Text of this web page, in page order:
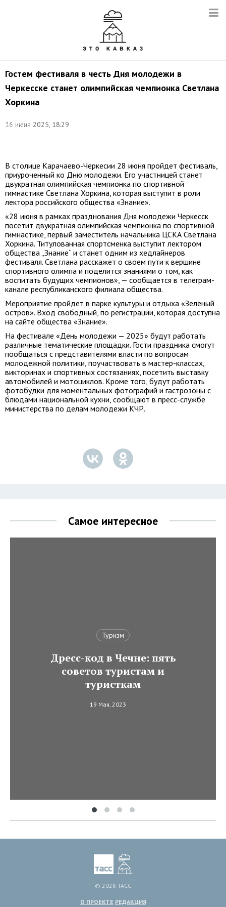
Гостем фестиваля в честь Дня молодежи в
Черкесске станет олимпийская чемпионка Светлана
Хоркина
16 июня 2025, 18:29
Александр
В столице Карачаево-Черкесии 28 июня пройдет фестиваль,
приуроченный ко Дню молодежи. Его участницей станет
двукратная олимпийская чемпионка по спортивной
гимнастике Светлана Хоркина, которая выступит в роли
лектора российского общества «Знание».
«28 июня в рамках празднования Дня молодежи Черкесск
посетит двукратная олимпийская чемпионка по спортивной
гимнастике, первый заместитель начальника ЦСКА Светлана
Хоркина. Титулованная спортсменка выступит лектором
общества „Знание“ и станет одним из хедлайнеров
фестиваля. Светлана расскажет о своем пути к вершине
спортивного олимпа и поделится знаниями о том, как
воспитать будущих чемпионов», — сообщается в телеграм-
канале республиканского филиала общества.
Мероприятие пройдет в парке культуры и отдыха «Зеленый
остров». Вход свободный, по регистрации, которая доступна
на сайте общества «Знание».
На фестивале «День молодежи — 2025» будут работать
различные тематические площадки. Гости праздника смогут
пообщаться с представителями власти по вопросам
молодежной политики, поучаствовать в мастер-классах,
викторинах и спортивных состязаниях, посетить выставку
автомобилей и мотоциклов. Кроме того, будут работать
фотобудки для моментальных фотографий и гастрозоны с
блюдами национальной кухни, сообщают в пресс-службе
министерства по делам молодежи КЧР.
Самое интересное
Туризм
Дресс-код в Чечне: пять
советов туристам и
туристкам
19 Мая, 2023
© 2026 ТАСС
О ПРОЕКТЕ РЕДАКЦИЯ